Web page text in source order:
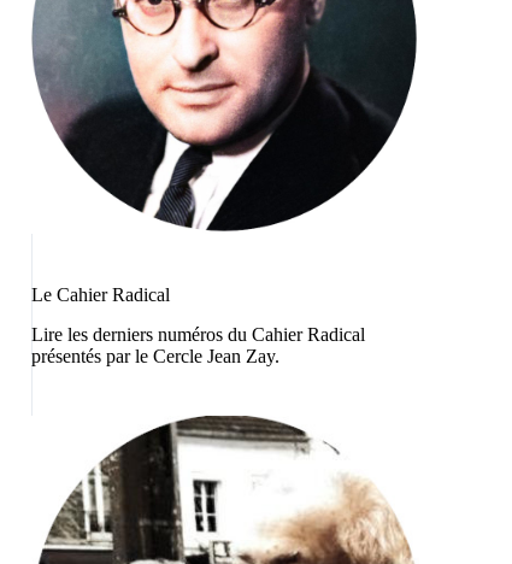
Le Cahier Radical
Lire les derniers numéros du Cahier Radical
présentés par le Cercle Jean Zay.